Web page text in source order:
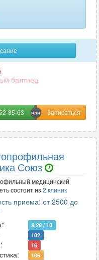
балтиец
85-63
Союз
медицинский
состоит из 2 клиник
приема: от 2500 до
9.29 / 10
102
16
106